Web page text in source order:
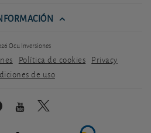
Ocu Inversiones
Política de cookies Privacy
de uso